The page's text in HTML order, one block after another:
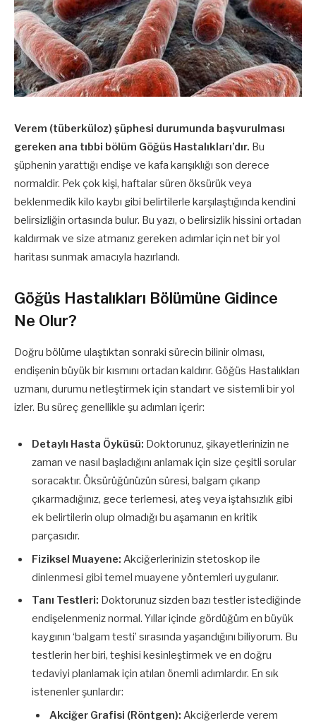
Verem (tüberküloz) şüphesi durumunda başvurulması
gereken ana tıbbi bölüm Göğüs Hastalıkları’dır. Bu
şüphenin yarattığı endişe ve kafa karışıklığı son derece
normaldir. Pek çok kişi, haftalar süren öksürük veya
beklenmedik kilo kaybı gibi belirtilerle karşılaştığında kendini
belirsizliğin ortasında bulur. Bu yazı, o belirsizlik hissini ortadan
kaldırmak ve size atmanız gereken adımlar için net bir yol
haritası sunmak amacıyla hazırlandı.
Göğüs Hastalıkları Bölümüne Gidince
Ne Olur?
Doğru bölüme ulaştıktan sonraki sürecin bilinir olması,
endişenin büyük bir kısmını ortadan kaldırır. Göğüs Hastalıkları
uzmanı, durumu netleştirmek için standart ve sistemli bir yol
izler. Bu süreç genellikle şu adımları içerir:
Detaylı Hasta Öyküsü: Doktorunuz, şikayetlerinizin ne
zaman ve nasıl başladığını anlamak için size çeşitli sorular
soracaktır. Öksürüğünüzün süresi, balgam çıkarıp
çıkarmadığınız, gece terlemesi, ateş veya iştahsızlık gibi
ek belirtilerin olup olmadığı bu aşamanın en kritik
parçasıdır.
Fiziksel Muayene: Akciğerlerinizin stetoskop ile
dinlenmesi gibi temel muayene yöntemleri uygulanır.
Tanı Testleri: Doktorunuz sizden bazı testler istediğinde
endişelenmeniz normal. Yıllar içinde gördüğüm en büyük
kaygının ‘balgam testi’ sırasında yaşandığını biliyorum. Bu
testlerin her biri, teşhisi kesinleştirmek ve en doğru
tedaviyi planlamak için atılan önemli adımlardır. En sık
istenenler şunlardır:
Akciğer Grafisi (Röntgen): Akciğerlerde verem